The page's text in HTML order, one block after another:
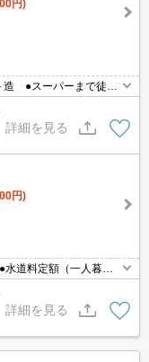
円)
造 ●スーパーまで徒歩
詳細を見る
円)
道料定額（一人暮ら
詳細を見る